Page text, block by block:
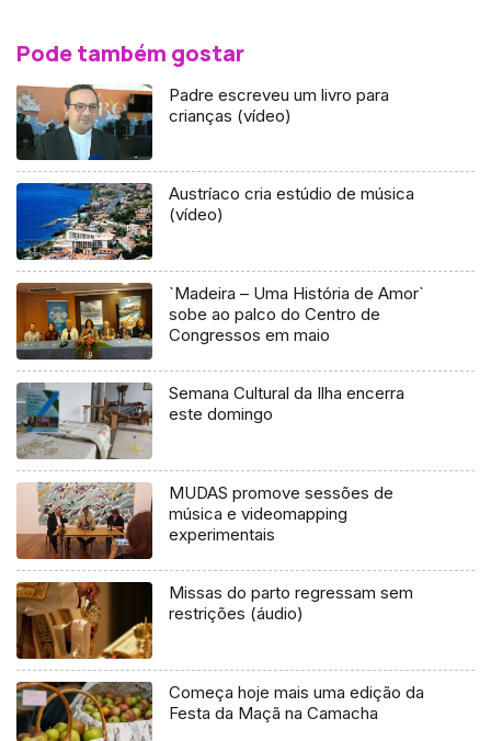
Pode também gostar
Padre escreveu um livro para
crianças (vídeo)
Austríaco cria estúdio de música
(vídeo)
`Madeira – Uma História de Amor`
sobe ao palco do Centro de
Congressos em maio
Semana Cultural da Ilha encerra
este domingo
MUDAS promove sessões de
música e videomapping
experimentais
Missas do parto regressam sem
restrições (áudio)
Começa hoje mais uma edição da
Festa da Maçã na Camacha